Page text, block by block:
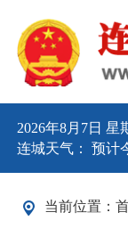
2026年8月7日 星
连城天气： 预计
当前位置：